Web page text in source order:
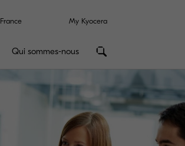
France My Kyocera
Qui sommes-nous